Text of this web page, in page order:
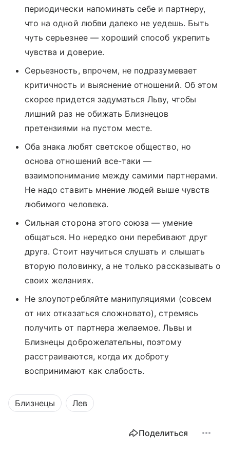
периодически напоминать себе и партнеру,
что на одной любви далеко не уедешь. Быть
чуть серьезнее — хороший способ укрепить
чувства и доверие.
Серьезность, впрочем, не подразумевает
критичность и выяснение отношений. Об этом
скорее придется задуматься Льву, чтобы
лишний раз не обижать Близнецов
претензиями на пустом месте.
Оба знака любят светское общество, но
основа отношений все-таки —
взаимопонимание между самими партнерами.
Не надо ставить мнение людей выше чувств
любимого человека.
Сильная сторона этого союза — умение
общаться. Но нередко они перебивают друг
друга. Стоит научиться слушать и слышать
вторую половинку, а не только рассказывать о
своих желаниях.
Не злоупотребляйте манипуляциями (совсем
от них отказаться сложновато), стремясь
получить от партнера желаемое. Львы и
Близнецы доброжелательны, поэтому
расстраиваются, когда их доброту
воспринимают как слабость.
Близнецы Лев
Поделиться